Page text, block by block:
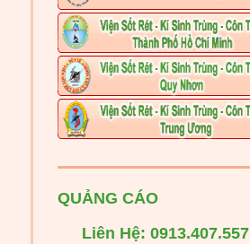
QUẢNG CÁO
Liên Hệ: 0913.407.557